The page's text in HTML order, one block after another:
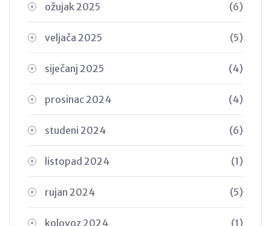
ožujak 2025 (6)
veljača 2025 (5)
siječanj 2025 (4)
prosinac 2024 (4)
studeni 2024 (6)
listopad 2024 (1)
rujan 2024 (5)
kolovoz 2024 (1)